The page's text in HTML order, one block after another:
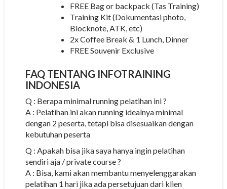
FREE Bag or backpack (Tas Training)
Training Kit (Dokumentasi photo,
Blocknote, ATK, etc)
2x Coffee Break & 1 Lunch, Dinner
FREE Souvenir Exclusive
FAQ TENTANG INFOTRAINING
INDONESIA
Q : Berapa minimal running pelatihan ini ?
A : Pelatihan ini akan running idealnya minimal
dengan 2 peserta, tetapi bisa disesuaikan dengan
kebutuhan peserta
Q : Apakah bisa jika saya hanya ingin pelatihan
sendiri aja / private course ?
A : Bisa, kami akan membantu menyelenggarakan
pelatihan 1 hari jika ada persetujuan dari klien